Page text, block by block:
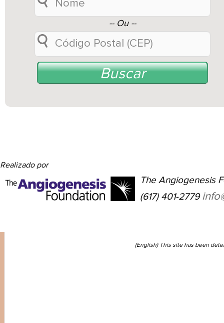
-- Ou --
Buscar
Realizado por
The Angiogenesis
(617) 401-2779
(English) This site has been